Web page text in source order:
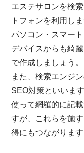
エステサロンを検
トフォンを利用し
パソコン・スマー
デバイスからも綺
で作成しましょう。
また、検索エンジ
SEO対策といいま
使って網羅的に記
すが、これらを施
得にもつながります